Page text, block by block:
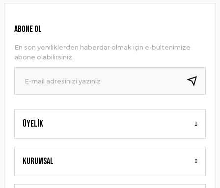
Ürün resmi kalitesiz, bozuk veya görüntülenemiyor.
Ürün bilgilerinde hatalar bulunuyor.
Ürün fiyatı diğer sitelerden daha pahalı.
Bu ürüne benzer farklı alternatifler olmalı.
Gönder
Üyelik
Kurumsal
ABONE OL
En son yeniliklerden haberdar olmak için e-bültenimize
abone olabilirsiniz.